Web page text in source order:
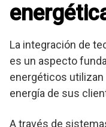
La integración de
es un aspecto
energéticos
energía de sus
A través de